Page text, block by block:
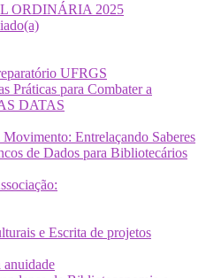
ORDINÁRIA 2025
UFRGS
Práticas para Combater a
DATAS
Movimento: Entrelaçando Saberes
de Dados para Bibliotecários
e Escrita de projetos
anuidade